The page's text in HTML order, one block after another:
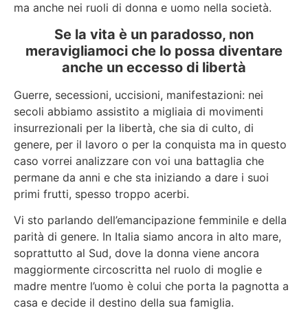
ma anche nei ruoli di donna e uomo nella società.
Se la vita è un paradosso, non
meravigliamoci che lo possa diventare
anche un eccesso di libertà
Guerre, secessioni, uccisioni, manifestazioni: nei
secoli abbiamo assistito a migliaia di movimenti
insurrezionali per la libertà, che sia di culto, di
genere, per il lavoro o per la conquista ma in questo
caso vorrei analizzare con voi una battaglia che
permane da anni e che sta iniziando a dare i suoi
primi frutti, spesso troppo acerbi.
Vi sto parlando dell’emancipazione femminile e della
parità di genere. In Italia siamo ancora in alto mare,
soprattutto al Sud, dove la donna viene ancora
maggiormente circoscritta nel ruolo di moglie e
madre mentre l’uomo è colui che porta la pagnotta a
casa e decide il destino della sua famiglia.